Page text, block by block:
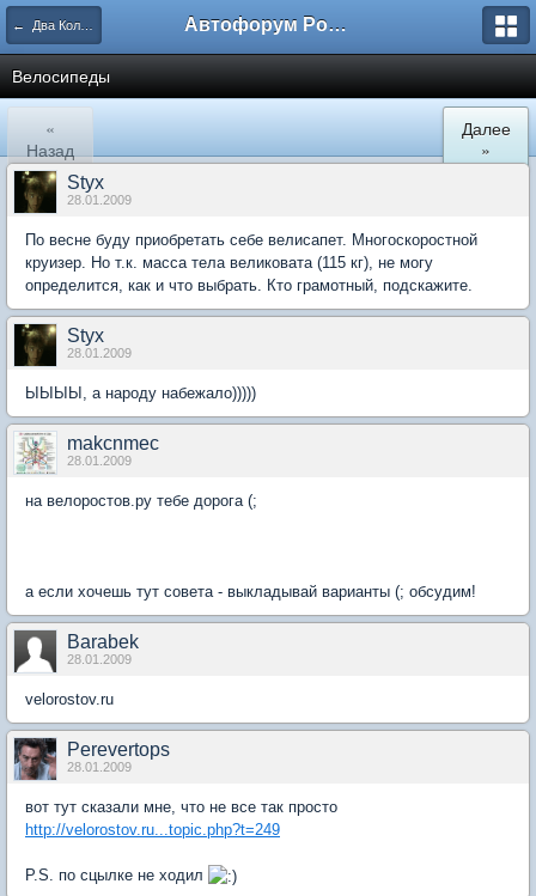
← Два Колеса Автофорум Ростова-на-Дону
Велосипеды
«
Назад
Далее
»
Styx
28.01.2009
По весне буду приобретать себе велисапет. Многоскоростной
круизер. Но т.к. масса тела великовата (115 кг), не могу
определится, как и что выбрать. Кто грамотный, подскажите.
Styx
28.01.2009
ЫЫЫЫ, а народу набежало)))))
makcnmec
28.01.2009
на велоростов.ру тебе дорога (;
а если хочешь тут совета - выкладывай варианты (; обсудим!
Barabek
28.01.2009
velorostov.ru
Perevertops
28.01.2009
вот тут сказали мне, что не все так просто
http://velorostov.ru...topic.php?t=249
P.S. по сцылке не ходил